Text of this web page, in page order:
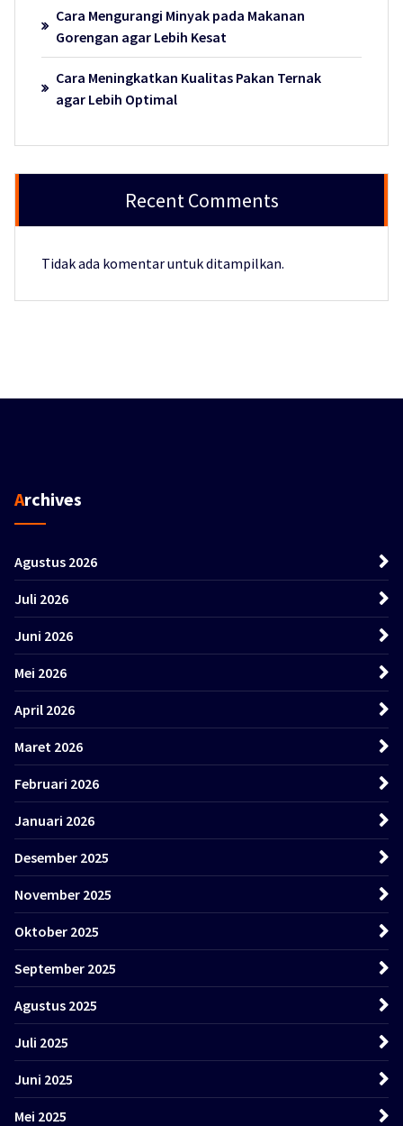
Cara Mengurangi Minyak pada Makanan
Gorengan agar Lebih Kesat
Cara Meningkatkan Kualitas Pakan Ternak
agar Lebih Optimal
Recent Comments
Tidak ada komentar untuk ditampilkan.
Archives
Agustus 2026
Juli 2026
Juni 2026
Mei 2026
April 2026
Maret 2026
Februari 2026
Januari 2026
Desember 2025
November 2025
Oktober 2025
September 2025
Agustus 2025
Juli 2025
Juni 2025
Mei 2025